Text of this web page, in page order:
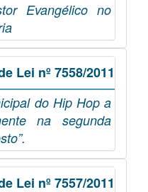
Evangélico no
Lei nº 7558/2011
do Hip Hop a
na segunda
Lei nº 7557/2011